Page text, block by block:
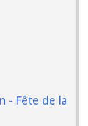
- Fête de la